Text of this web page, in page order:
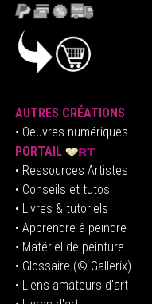
AUTRES CRÉATIONS
• Oeuvres numériques
PORTAIL
• Ressources Artistes
• Conseils et tutos
• Livres & tutoriels
• Apprendre à peindre
• Matériel de peinture
• Glossaire (© Gallerix)
• Liens amateurs d'art